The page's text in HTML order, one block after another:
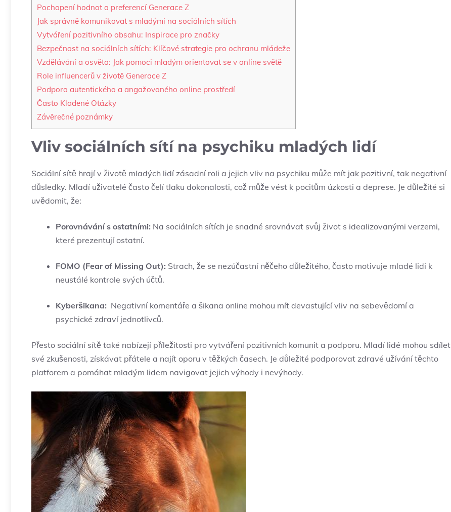
Pochopení hodnot a preferencí Generace ⁣Z
Jak ​správně komunikovat‍ s mladými na sociálních ‌sítích
Vytváření pozitivního obsahu: Inspirace ​pro značky
Bezpečnost na ‍sociálních sítích: Klíčové strategie pro ochranu mládeže
Vzdělávání a osvěta: Jak pomoci‌ mladým orientovat ​se v ⁢online světě
Role influencerů v životě Generace⁤ Z
Podpora autentického a angažovaného⁣ online prostředí
Často Kladené Otázky
Závěrečné poznámky
Vliv ​sociálních sítí na psychiku mladých lidí
Sociální sítě ‌hrají⁤ v životě⁣ mladých lidí zásadní roli a jejich vliv na psychiku může mít jak ‌pozitivní, tak negativní
důsledky. Mladí uživatelé‍ často čelí ⁤tlaku dokonalosti, což může⁤ vést k pocitům ‍úzkosti a⁣ deprese. Je‌ důležité si
uvědomit, že:
Porovnávání s ostatními: ⁣Na​ sociálních sítích je snadné srovnávat svůj život s idealizovanými‌ verzemi,
které prezentují ⁣ostatní.
FOMO (Fear of Missing Out): Strach, že se nezúčastní něčeho⁤ důležitého, často motivuje mladé lidi k
neustálé kontrole svých účtů.
Kyberšikana: ​ Negativní komentáře⁤ a ⁢šikana ‌online ​mohou mít devastující vliv ‍na ⁢sebevědomí a
psychické zdraví ‌jednotlivců.
Přesto sociální sítě také nabízejí příležitosti pro vytváření pozitivních komunit a podporu. Mladí⁢ lidé ⁢mohou sdílet
své‌ zkušenosti, ‍získávat přátele ‌a najít oporu v těžkých časech. Je⁤ důležité podporovat zdravé užívání těchto
platforem a⁣ pomáhat mladým lidem‍ navigovat ​jejich výhody i nevýhody.